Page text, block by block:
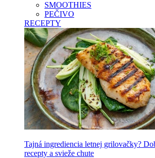
SMOOTHIES
PEČIVO
RECEPTY
Tajná ingrediencia letnej grilovačky?
recepty a svieže chute